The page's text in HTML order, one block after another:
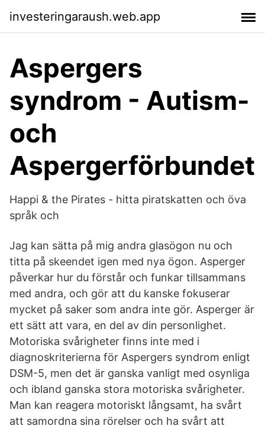
investeringaraush.web.app
Aspergers
syndrom - Autism-
och
Aspergerförbundet
Happi & the Pirates - hitta piratskatten och öva
språk och
Jag kan sätta på mig andra glasögon nu och
titta på skeendet igen med nya ögon. Asperger
påverkar hur du förstår och funkar tillsammans
med andra, och gör att du kanske fokuserar
mycket på saker som andra inte gör. Asperger är
ett sätt att vara, en del av din personlighet.
Motoriska svårigheter finns inte med i
diagnoskriterierna för Aspergers syndrom enligt
DSM-5, men det är ganska vanligt med osynliga
och ibland ganska stora motoriska svårigheter.
Man kan reagera motoriskt långsamt, ha svårt
att samordna sina rörelser och ha svårt att